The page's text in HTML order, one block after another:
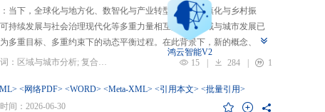
当下，全球化与地方化、数智化与产业转型、新型城镇化与乡村振
持续发展与社会治理现代化等多重力量相互交织，区域与城市发展已
多重目标、多重约束下的动态平衡过程。在此背景下，新的概念、新
、新的范围不断涌现，形成了以“A视角下的B”“面向A的B”“基于A的B”
含了新的目标要求、关系规范或作用范围，代表了对区域与城市复杂
新认知。然而，目前学术界对于这类复杂概念的综合评价研究相对滞
关键词：区域与城市分析; 复合概念; “C-P-I”框架; 指标体系 15 | 284 | 1
<网络PDF> <WORD> <Meta-XML> <引用本文> <批量引用>
间：2026-06-30
鸿云智能V2